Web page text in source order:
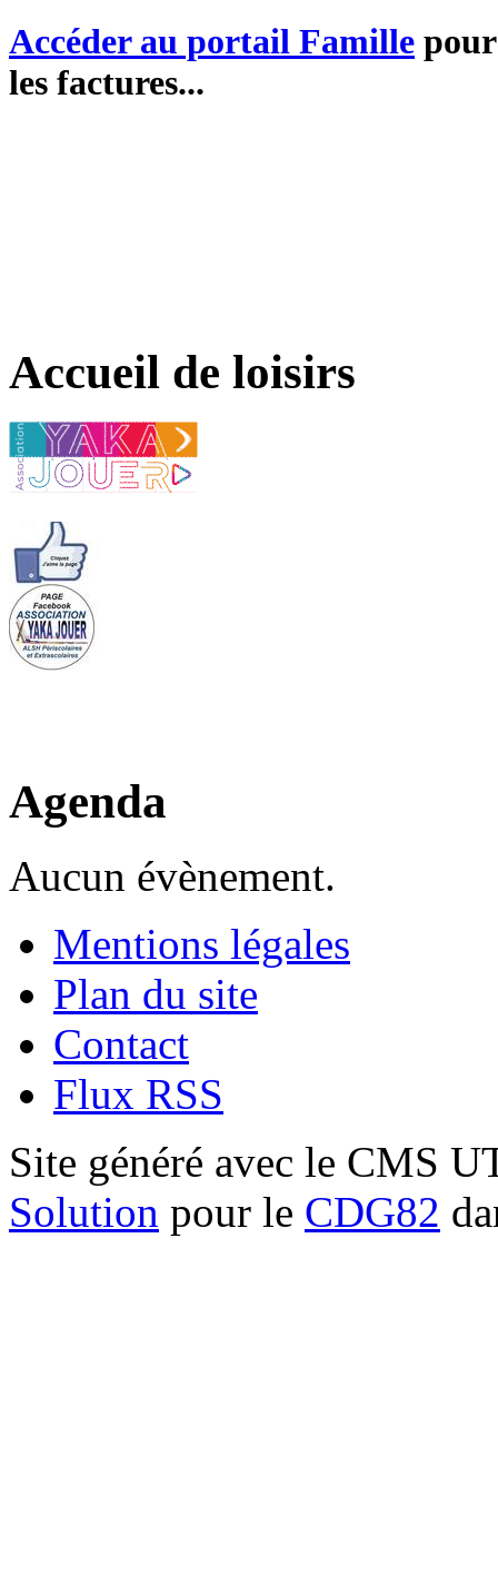
Accéder au portail Famille
les factures...
Accueil de loisirs
Agenda
Aucun évènement.
Mentions légales
Plan du site
Contact
Flux RSS
Site généré avec le CMS
Solution pour le CDG82